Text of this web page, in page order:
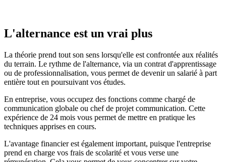
L'alternance est un vrai plus
La théorie prend tout son sens lorsqu'elle est confrontée aux réalités
du terrain. Le rythme de l'alternance, via un contrat d'apprentissage
ou de professionnalisation, vous permet de devenir un salarié à part
entière tout en poursuivant vos études.
En entreprise, vous occupez des fonctions comme chargé de
communication globale ou chef de projet communication. Cette
expérience de 24 mois vous permet de mettre en pratique les
techniques apprises en cours.
L'avantage financier est également important, puisque l'entreprise
prend en charge vos frais de scolarité et vous verse une